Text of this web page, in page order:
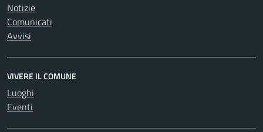
Notizie
Comunicati
Avvisi
VIVERE IL COMUNE
Luoghi
Eventi